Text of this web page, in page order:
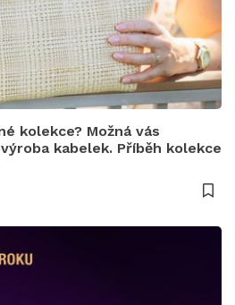
kolekce? Možná vás
kabelek. Příběh kolekce